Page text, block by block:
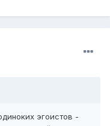
эгоистов -